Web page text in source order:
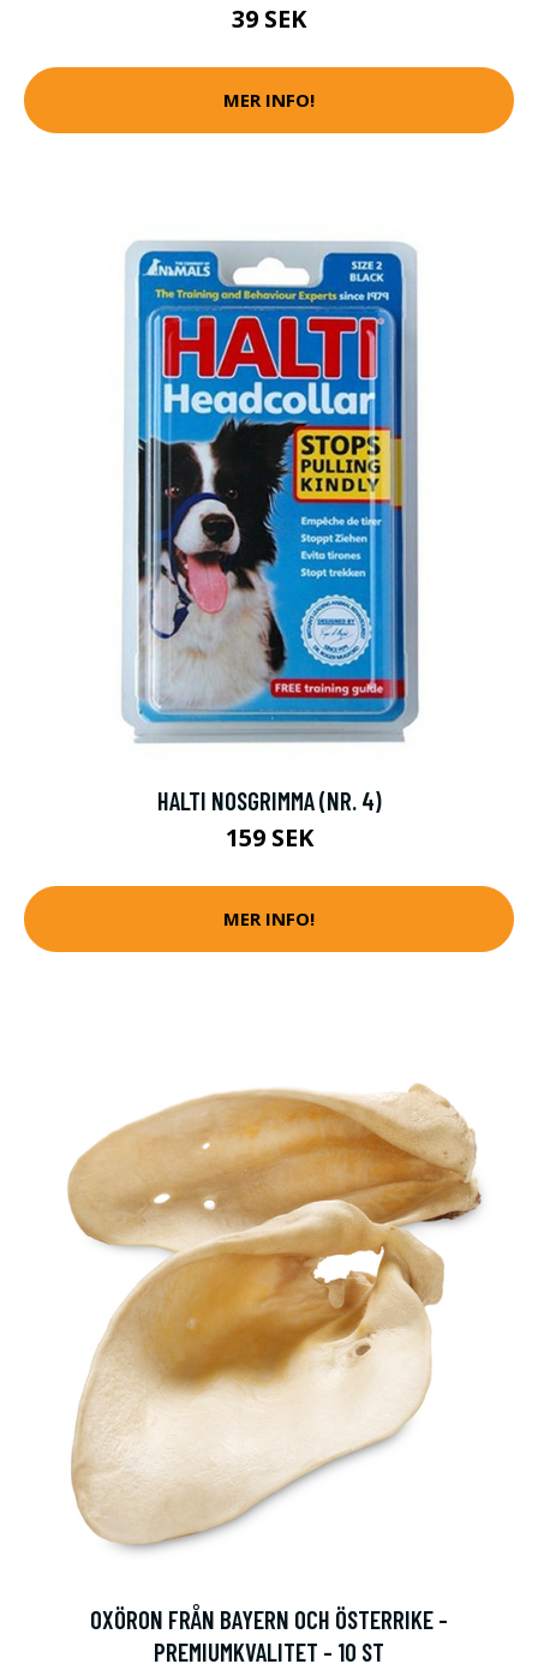
39 SEK
MER INFO!
HALTI NOSGRIMMA (NR. 4)
159 SEK
MER INFO!
OXÖRON FRÅN BAYERN OCH ÖSTERRIKE -
PREMIUMKVALITET - 10 ST